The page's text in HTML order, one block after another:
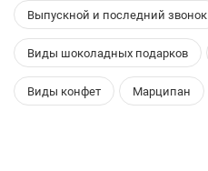
Выпускной и последний звонок
Виды шоколадных подарков
Виды конфет Марципан